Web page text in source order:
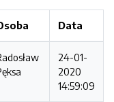
Data
24-01-
2020
14:59:09